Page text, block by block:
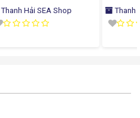
Thanh Hải SEA Shop Thanh